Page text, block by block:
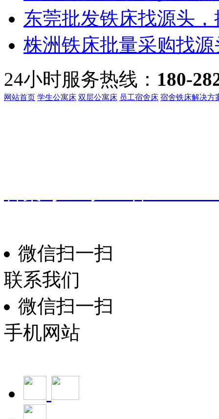
东莞批发铁床找源头
株洲铁床批量采购找
24小时服务热线： 180-
网站首页 学生公寓床 双层公寓床 员工宿舍床 宿舍铁床解决方
微信扫一扫
联系我们
微信扫一扫
手机网站